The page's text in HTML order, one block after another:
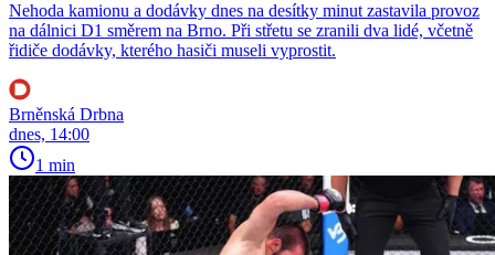
Nehoda kamionu a dodávky dnes na desítky minut zastavila provoz
na dálnici D1 směrem na Brno. Při střetu se zranili dva lidé, včetně
řidiče dodávky, kterého hasiči museli vyprostit.
Brněnská Drbna
dnes, 14:00
1 min